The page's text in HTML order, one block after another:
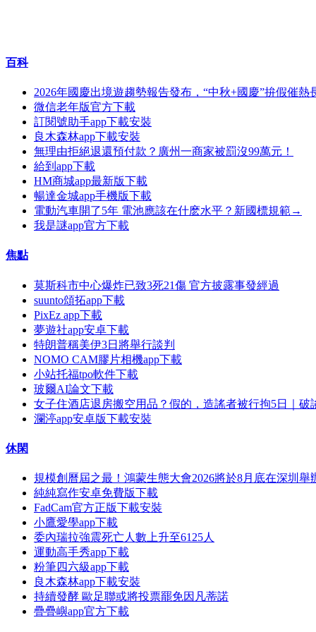
百科
2026年國慶出境遊趨勢報告發布，“中秋+國慶”拚假催熱
微信老年版官方下載
訂閱號助手app下載安裝
良木森林app下載安裝
無理由拒絕退還預付款？廣州一商家被罰沒99萬元！
給到app下載
HM商城app最新版下載
暢達金城app手機版下載
電動汽車開了5年 電池應該在什麽水平？新國標規範→
我是謎app官方下載
焦點
莫斯科市中心爆炸已致3死21傷 官方披露事發經過
suunto頌拓app下載
PixEz app下載
夢遊社app安卓下載
特朗普稱美伊3日將舉行談判
NOMO CAM膠片相機app下載
小站托福tpo軟件下載
玻爾AI論文下載
女子住酒店退房搬空用品？假的，造謠者被行拘5日｜破
瀾渟app安卓版下載安裝
休閑
規模創曆屆之最！鴻蒙生態大會2026將於8月底在深圳舉
純純寫作安卓免費版下載
FadCam官方正版下載安裝
小鷹愛學app下載
委內瑞拉強震死亡人數上升至6125人
運動高手秀app下載
粉筆四六級app下載
良木森林app下載安裝
持續發酵 歐足聯或將投票罷免因凡蒂諾
疊疊嶼app官方下載